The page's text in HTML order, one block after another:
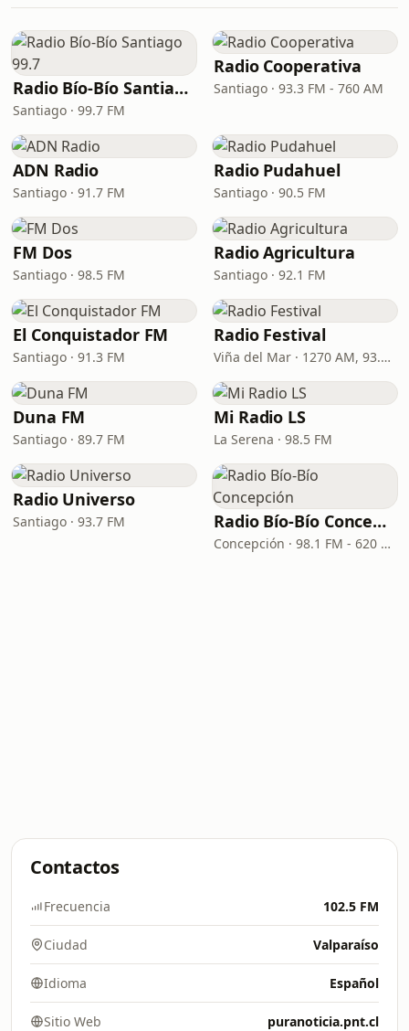
Radio Bío-Bío Santiago 99.7
Santiago · 99.7 FM
Radio Cooperativa
Santiago · 93.3 FM - 760 AM
ADN Radio
Santiago · 91.7 FM
Radio Pudahuel
Santiago · 90.5 FM
FM Dos
Santiago · 98.5 FM
Radio Agricultura
Santiago · 92.1 FM
El Conquistador FM
Santiago · 91.3 FM
Radio Festival
Viña del Mar · 1270 AM, 93.7 FM
Duna FM
Santiago · 89.7 FM
Mi Radio LS
La Serena · 98.5 FM
Radio Universo
Santiago · 93.7 FM Radio Bío-Bío Concepción
Concepción · 98.1 FM - 620 AM
Contactos
Frecuencia 102.5 FM
Ciudad Valparaíso
Idioma Español
Sitio Web puranoticia.pnt.cl